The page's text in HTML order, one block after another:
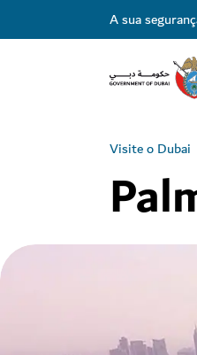
A sua
Visite o Dubai